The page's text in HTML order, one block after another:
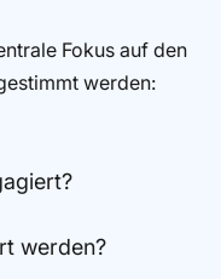
Fokus auf den
werden:
werden?